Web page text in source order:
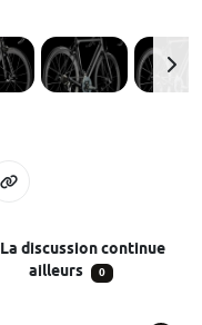
La discussion continue
ailleurs
0